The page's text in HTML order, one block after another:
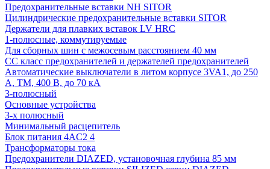
Предохранительные вставки NH SITOR
Цилиндрические предохранительные вставки SITOR
Держатели для плавких вставок LV HRC
1-полюсные, коммутируемые
Для сборных шин с межосевым расстоянием 40 мм
СС класс предохранителей и держателей предохранителей
Автоматические выключатели в литом корпусе 3VA1, до 250
А, TM, 400 В, до 70 кА
3-полюсный
Основные устройства
3-х полюсный
Минимальный расцепитель
Блок питания 4AC2 4
Трансформаторы тока
Предохранители DIAZED, установочная глубина 85 мм